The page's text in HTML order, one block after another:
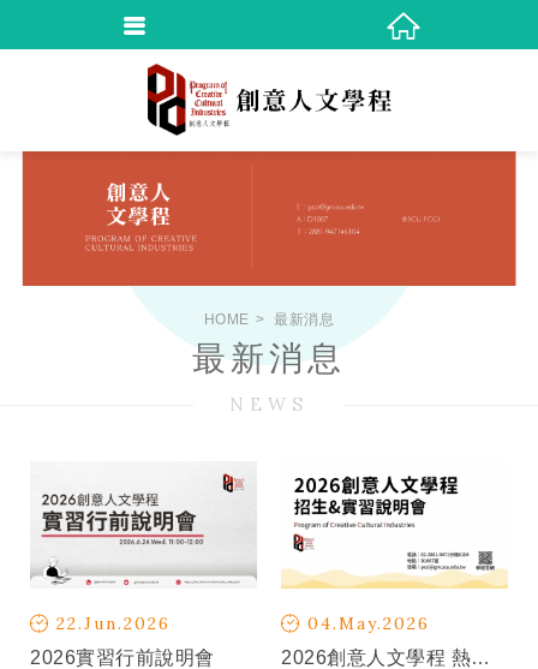
HOME 最新消息
最新消息
NEWS
22.Jun.2026
2026實習行前說明會
04.May.2026
2026創意人文學程 熱烈招生中